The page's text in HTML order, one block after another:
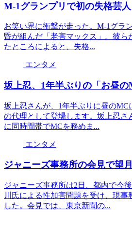
M-1グランプリで初の失格芸
お笑い界に衝撃が走った。M-1グラ
昏が組んだ「老害マックス」。彼
たところによると、失格...
エンタメ
坂上忍、1年半ぶりの「お昼
坂上忍さんが、1年半ぶりに昼の
の代理として登場します。坂上忍さ
に同時間帯でMCを務めま...
エンタメ
ジャニーズ事務所の会見で望
ジャニーズ事務所は2日、都内で今
川氏による性加害問題を受け、現
した。会見では、東京新聞の...